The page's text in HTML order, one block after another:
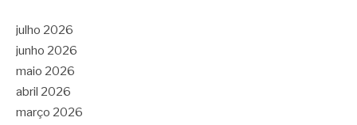
julho 2026
junho 2026
maio 2026
abril 2026
março 2026